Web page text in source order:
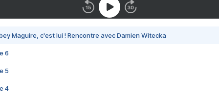
Maguire, c'est lui ! Rencontre avec Damien Witecka
6
5
4